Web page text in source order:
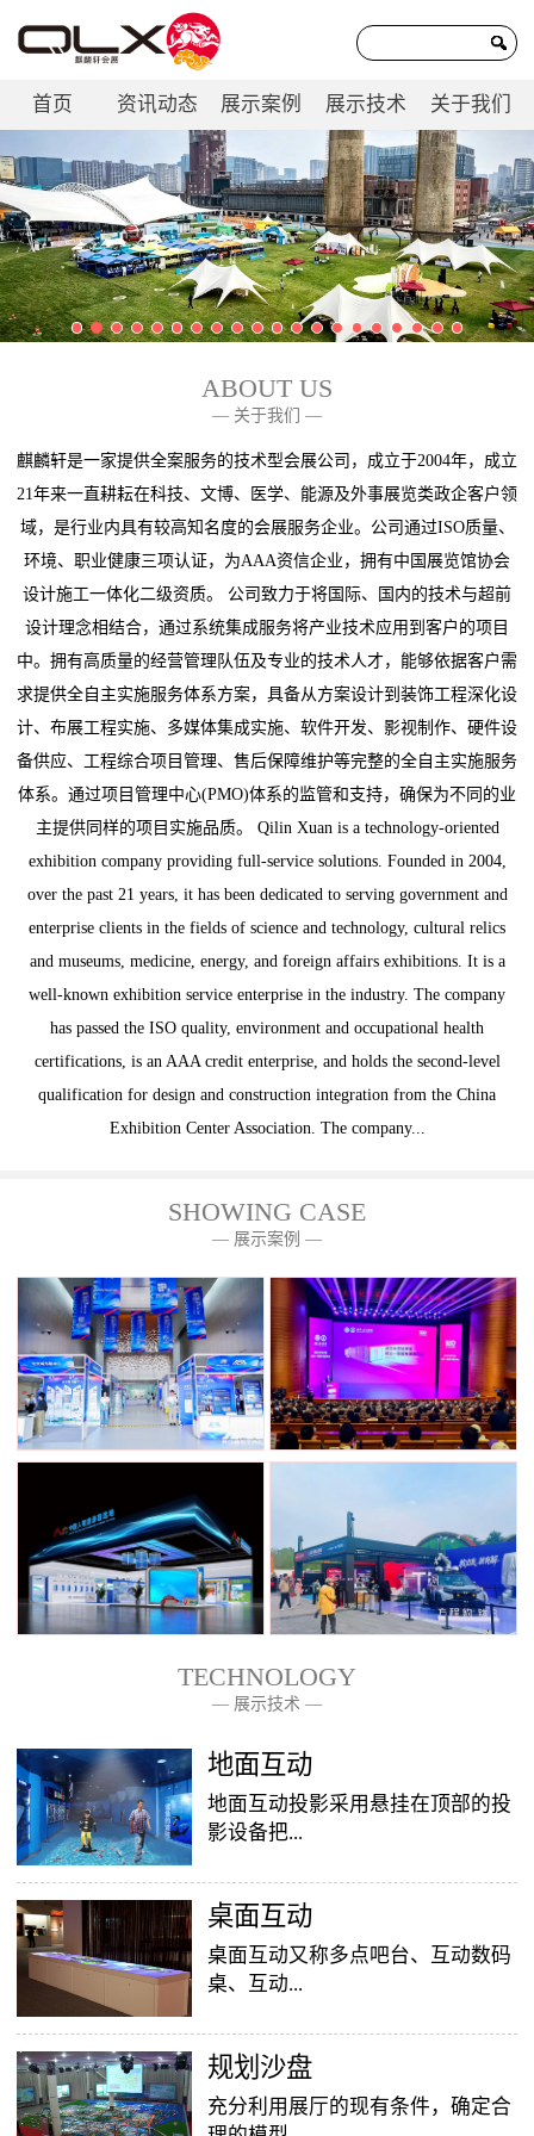
首页 资讯动态 展示案例 展示技术 关于我们
联系我们
ABOUT US
— 关于我们 —
麒麟轩是一家提供全案服务的技术型会展公司，成立于2004年，成立
21年来一直耕耘在科技、文博、医学、能源及外事展览类政企客户领
域，是行业内具有较高知名度的会展服务企业。公司通过ISO质量、
环境、职业健康三项认证，为AAA资信企业，拥有中国展览馆协会
设计施工一体化二级资质。 公司致力于将国际、国内的技术与超前
设计理念相结合，通过系统集成服务将产业技术应用到客户的项目
中。拥有高质量的经营管理队伍及专业的技术人才，能够依据客户需
求提供全自主实施服务体系方案，具备从方案设计到装饰工程深化设
计、布展工程实施、多媒体集成实施、软件开发、影视制作、硬件设
备供应、工程综合项目管理、售后保障维护等完整的全自主实施服务
体系。通过项目管理中心(PMO)体系的监管和支持，确保为不同的业
主提供同样的项目实施品质。 Qilin Xuan is a technology-oriented
exhibition company providing full-service solutions. Founded in 2004,
over the past 21 years, it has been dedicated to serving government and
enterprise clients in the fields of science and technology, cultural relics
and museums, medicine, energy, and foreign affairs exhibitions. It is a
well-known exhibition service enterprise in the industry. The company
has passed the ISO quality, environment and occupational health
certifications, is an AAA credit enterprise, and holds the second-level
qualification for design and construction integration from the China
Exhibition Center Association. The company...
SHOWING CASE
— 展示案例 —
TECHNOLOGY
— 展示技术 —
地面互动
地面互动投影采用悬挂在顶部的投
影设备把...
影像效果投射到地面，当参访着走
至投影区域时，通过系统识别，参
访者可以直接使用双脚或动作与投
效果就会随着你的脚步产生相应的
变幻。地面互动投影系统是集虚拟
互动投影项目，包括水波纹、翻
桌面互动
桌面互动又称多点吧台、互动数码
桌、互动...
投影桌面，让普通的吧台（桌面）
变成一个多媒体互动娱乐游戏消费
平台，图文并茂，形式新颖，令桌
​规划沙盘
充分利用展厅的现有条件，确定合